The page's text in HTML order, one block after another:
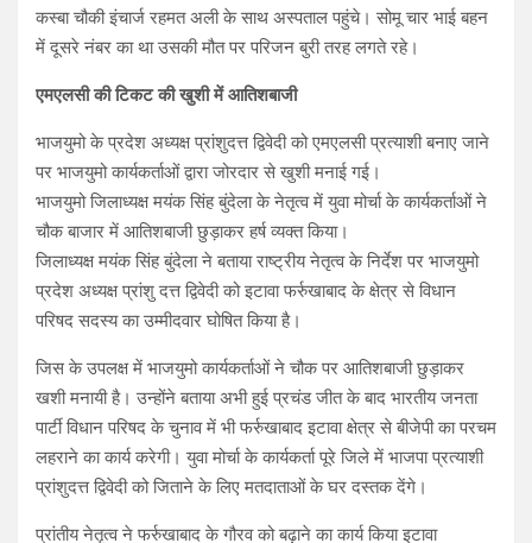
कस्बा चौकी इंचार्ज रहमत अली के साथ अस्पताल पहुंचे। सोमू चार भाई बहन
में दूसरे नंबर का था उसकी मौत पर परिजन बुरी तरह लगते रहे।
एमएलसी की टिकट की खुशी में आतिशबाजी
भाजयुमो के प्रदेश अध्यक्ष प्रांशुदत्त द्विवेदी को एमएलसी प्रत्याशी बनाए जाने
पर भाजयुमो कार्यकर्ताओं द्वारा जोरदार से खुशी मनाई गई।
भाजयुमो जिलाध्यक्ष मयंक सिंह बुंदेला के नेतृत्व में युवा मोर्चा के कार्यकर्ताओं ने
चौक बाजार में आतिशबाजी छुड़ाकर हर्ष व्यक्त किया।
जिलाध्यक्ष मयंक सिंह बुंदेला ने बताया राष्ट्रीय नेतृत्व के निर्देश पर भाजयुमो
प्रदेश अध्यक्ष प्रांशु दत्त द्विवेदी को इटावा फर्रुखाबाद के क्षेत्र से विधान
परिषद सदस्य का उम्मीदवार घोषित किया है।
जिस के उपलक्ष में भाजयुमो कार्यकर्ताओं ने चौक पर आतिशबाजी छुड़ाकर
खशी मनायी है। उन्होंने बताया अभी हुई प्रचंड जीत के बाद भारतीय जनता
पार्टी विधान परिषद के चुनाव में भी फर्रुखाबाद इटावा क्षेत्र से बीजेपी का परचम
लहराने का कार्य करेगी। युवा मोर्चा के कार्यकर्ता पूरे जिले में भाजपा प्रत्याशी
प्रांशुदत्त द्विवेदी को जिताने के लिए मतदाताओं के घर दस्तक देंगे।
प्रांतीय नेतृत्व ने फर्रुखाबाद के गौरव को बढ़ाने का कार्य किया इटावा